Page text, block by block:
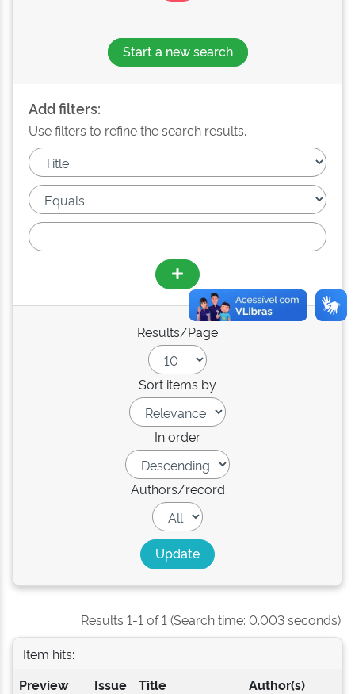
Start a new search
Add filters:
Use filters to refine the search results.
Results/Page
Sort items by
In order
Authors/record
Results 1-1 of 1 (Search time: 0.003 seconds).
Item hits:
Preview
Issue
Title Author(s)